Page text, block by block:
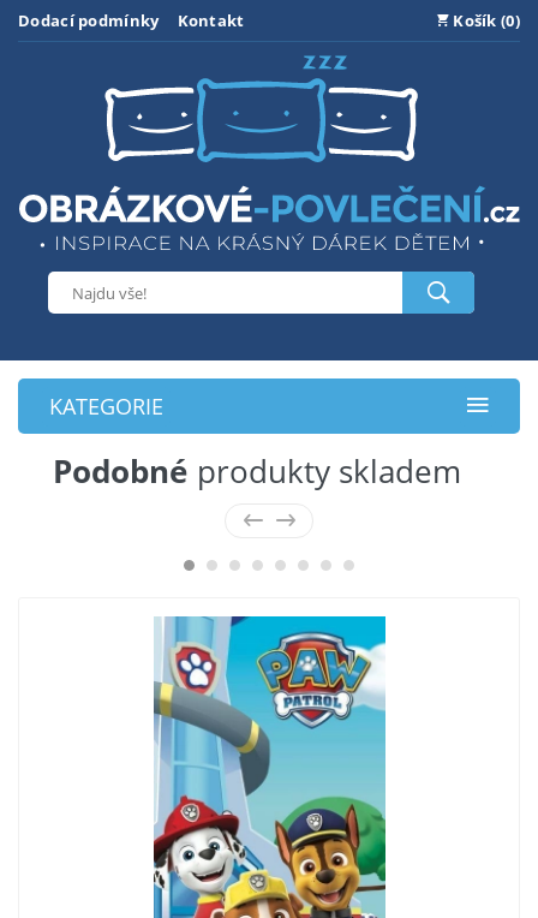
Dodací podmínky Kontakt Košík (0)
KATEGORIE
Podobné produkty skladem